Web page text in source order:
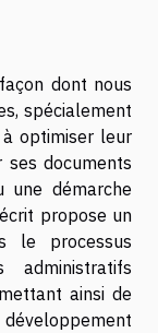
dont nous
spécialement
optimiser leur
ses documents
une démarche
propose un
le processus
ainsi de